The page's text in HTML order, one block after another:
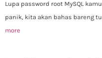
Lupa password root MySQL
panik, kita akan bahas bareng
more